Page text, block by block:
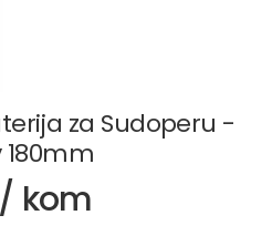
za Sudoperu -
180mm
kom